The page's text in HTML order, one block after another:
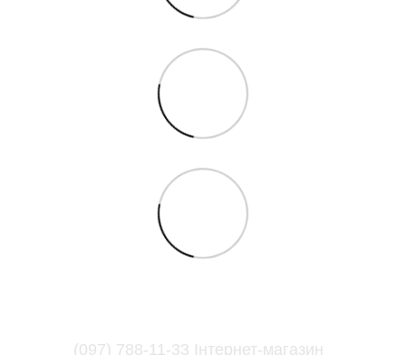
(097) 788-11-33 Інтернет-магазин